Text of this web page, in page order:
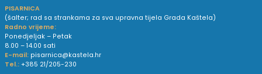
PISARNICA
(šalter; rad sa strankama za sva upravna tijela Grada Kaštela)
Radno vrijeme:
Ponedjeljak – Petak
8.00 – 14.00 sati
E-mail: pisarnica@kastela.hr
Tel.: +385 21/205-230